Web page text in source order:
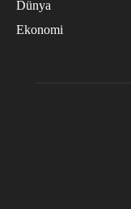
Dünya
Ekonomi